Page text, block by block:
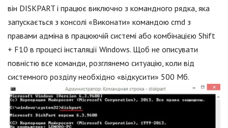
він DISKPART і працює виключно з командного рядка, яка
запускається з консолі «Виконати» командою cmd з
правами адміна в працюючій системі або комбінацією Shift
+ F10 в процесі інсталяції Windows. Щоб не описувати
повністю все команди, розглянемо ситуацію, коли від
системного розділу необхідно «відкусити» 500 Мб.